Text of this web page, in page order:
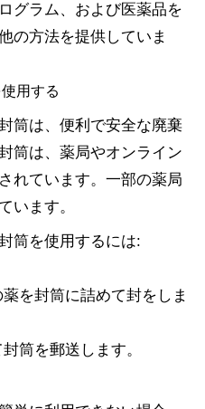
グラム、および医薬品を
の方法を提供していま
用する
筒は、便利で安全な廃棄
筒は、薬局やオンライン
れています。一部の薬局
います。
筒を使用するには:
を封筒に詰めて封をしま
筒を郵送します。